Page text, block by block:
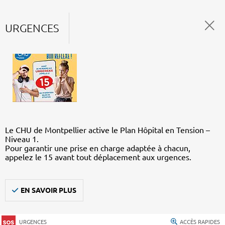
URGENCES
Le CHU de Montpellier active le Plan Hôpital en Tension –
Niveau 1.
Pour garantir une prise en charge adaptée à chacun,
appelez le 15 avant tout déplacement aux urgences.
EN SAVOIR PLUS
URGENCES ACCÈS RAPIDES